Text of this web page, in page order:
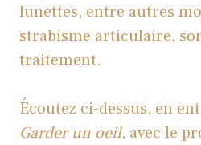
lunettes, entre autres
strabisme articulaire,
traitement.
Écoutez ci-dessus, en
Garder un oeil, avec le